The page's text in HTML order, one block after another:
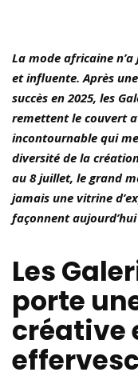
La mode africaine
et influente. Après
succès en 2025, les
remettent le couvert
incontournable qui
diversité de la
au 8 juillet, le grand
jamais une vitrine
façonnent
Les
porte
créative